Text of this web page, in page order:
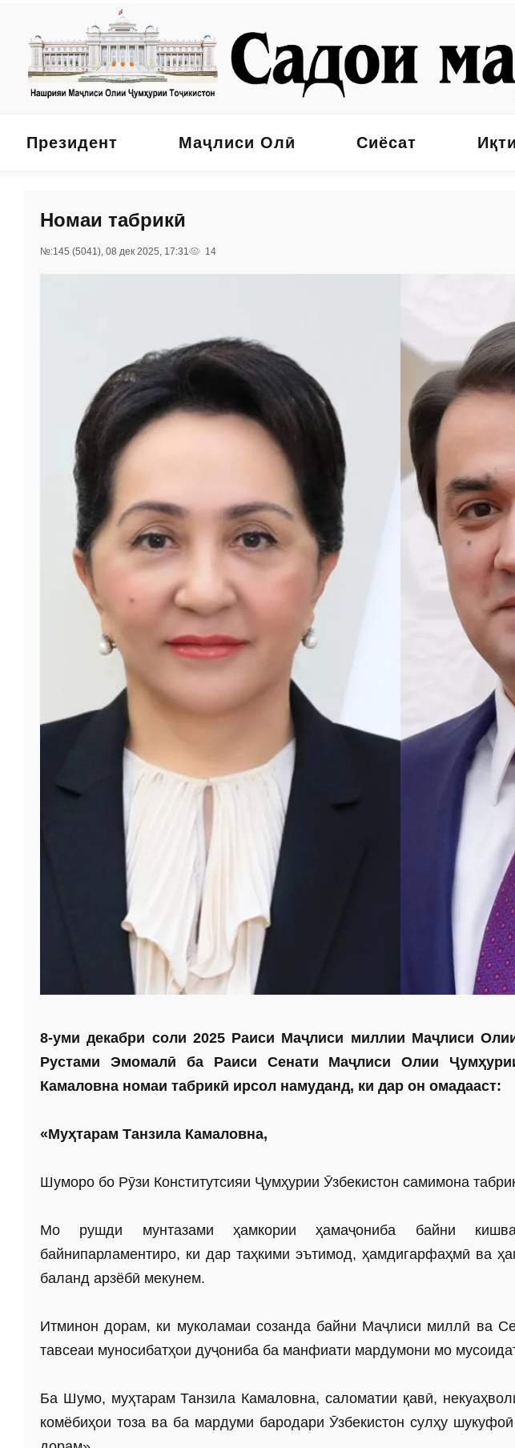
Президент Маҷлиси Олӣ Сиёсат
Номаи табрикӣ
№:145 (5041), 08 дек 2025, 17:31 14
8-уми декабри соли 2025 Раиси Маҷлиси миллии Маҷлиси
Рустами Эмомалӣ ба Раиси Сенати Маҷлиси Олии
Камаловна номаи табрикӣ ирсол намуданд, ки дар он омадааст:
«Муҳтарам Танзила Камаловна,
Шуморо бо Рӯзи Конститутсияи Ҷумҳурии Ӯзбекистон самимона
Мо рушди мунтазами ҳамкории ҳамаҷониба байни
байнипарламентиро, ки дар таҳкими эътимод, ҳамдигарфаҳмӣ ва
баланд арзёбӣ мекунем.
Итминон дорам, ки муколамаи созанда байни Маҷлиси миллӣ ва
тавсеаи муносибатҳои дуҷониба ба манфиати мардумони мо
Ба Шумо, муҳтарам Танзила Камаловна, саломатии қавӣ,
комёбиҳои тоза ва ба мардуми бародари Ӯзбекистон сулҳу